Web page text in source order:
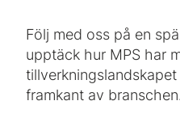
Följ med oss på en
upptäck hur MPS har
framkant av branschen.